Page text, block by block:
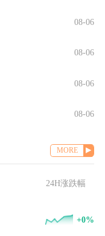
08-06
08-06
08-06
08-06
MORE
24H涨跌幅
+0%